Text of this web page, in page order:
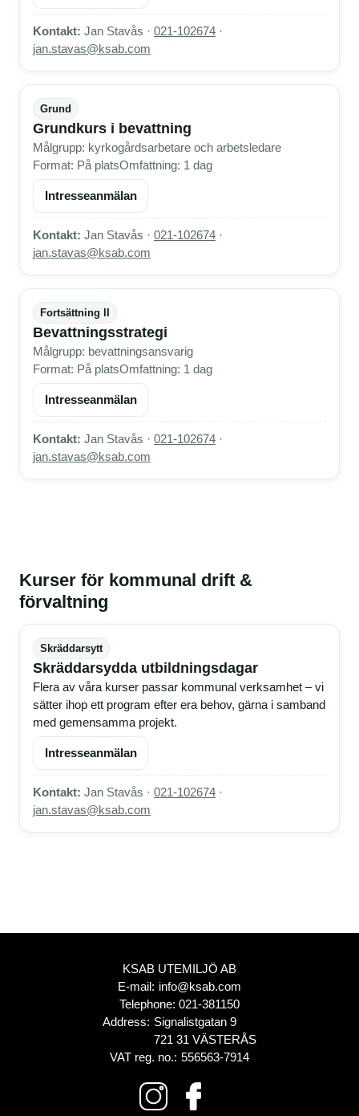
Kontakt: Jan Stavås · 021-102674 ·
jan.stavas@ksab.com
Grund
Grundkurs i bevattning
Målgrupp: kyrkogårdsarbetare och arbetsledare
Format: På platsOmfattning: 1 dag
Intresseanmälan
Kontakt: Jan Stavås · 021-102674 ·
jan.stavas@ksab.com
Fortsättning II
Bevattningsstrategi
Målgrupp: bevattningsansvarig
Format: På platsOmfattning: 1 dag
Intresseanmälan
Kontakt: Jan Stavås · 021-102674 ·
jan.stavas@ksab.com
Kurser för kommunal drift &
förvaltning
Skräddarsytt
Skräddarsydda utbildningsdagar
Flera av våra kurser passar kommunal verksamhet – vi
sätter ihop ett program efter era behov, gärna i samband
med gemensamma projekt.
Intresseanmälan
Kontakt: Jan Stavås · 021-102674 ·
jan.stavas@ksab.com
KSAB UTEMILJÖ AB
E-mail: info@ksab.com
Telephone: 021-381150
Address: Signalistgatan 9
721 31 VÄSTERÅS
VAT reg. no.: 556563-7914